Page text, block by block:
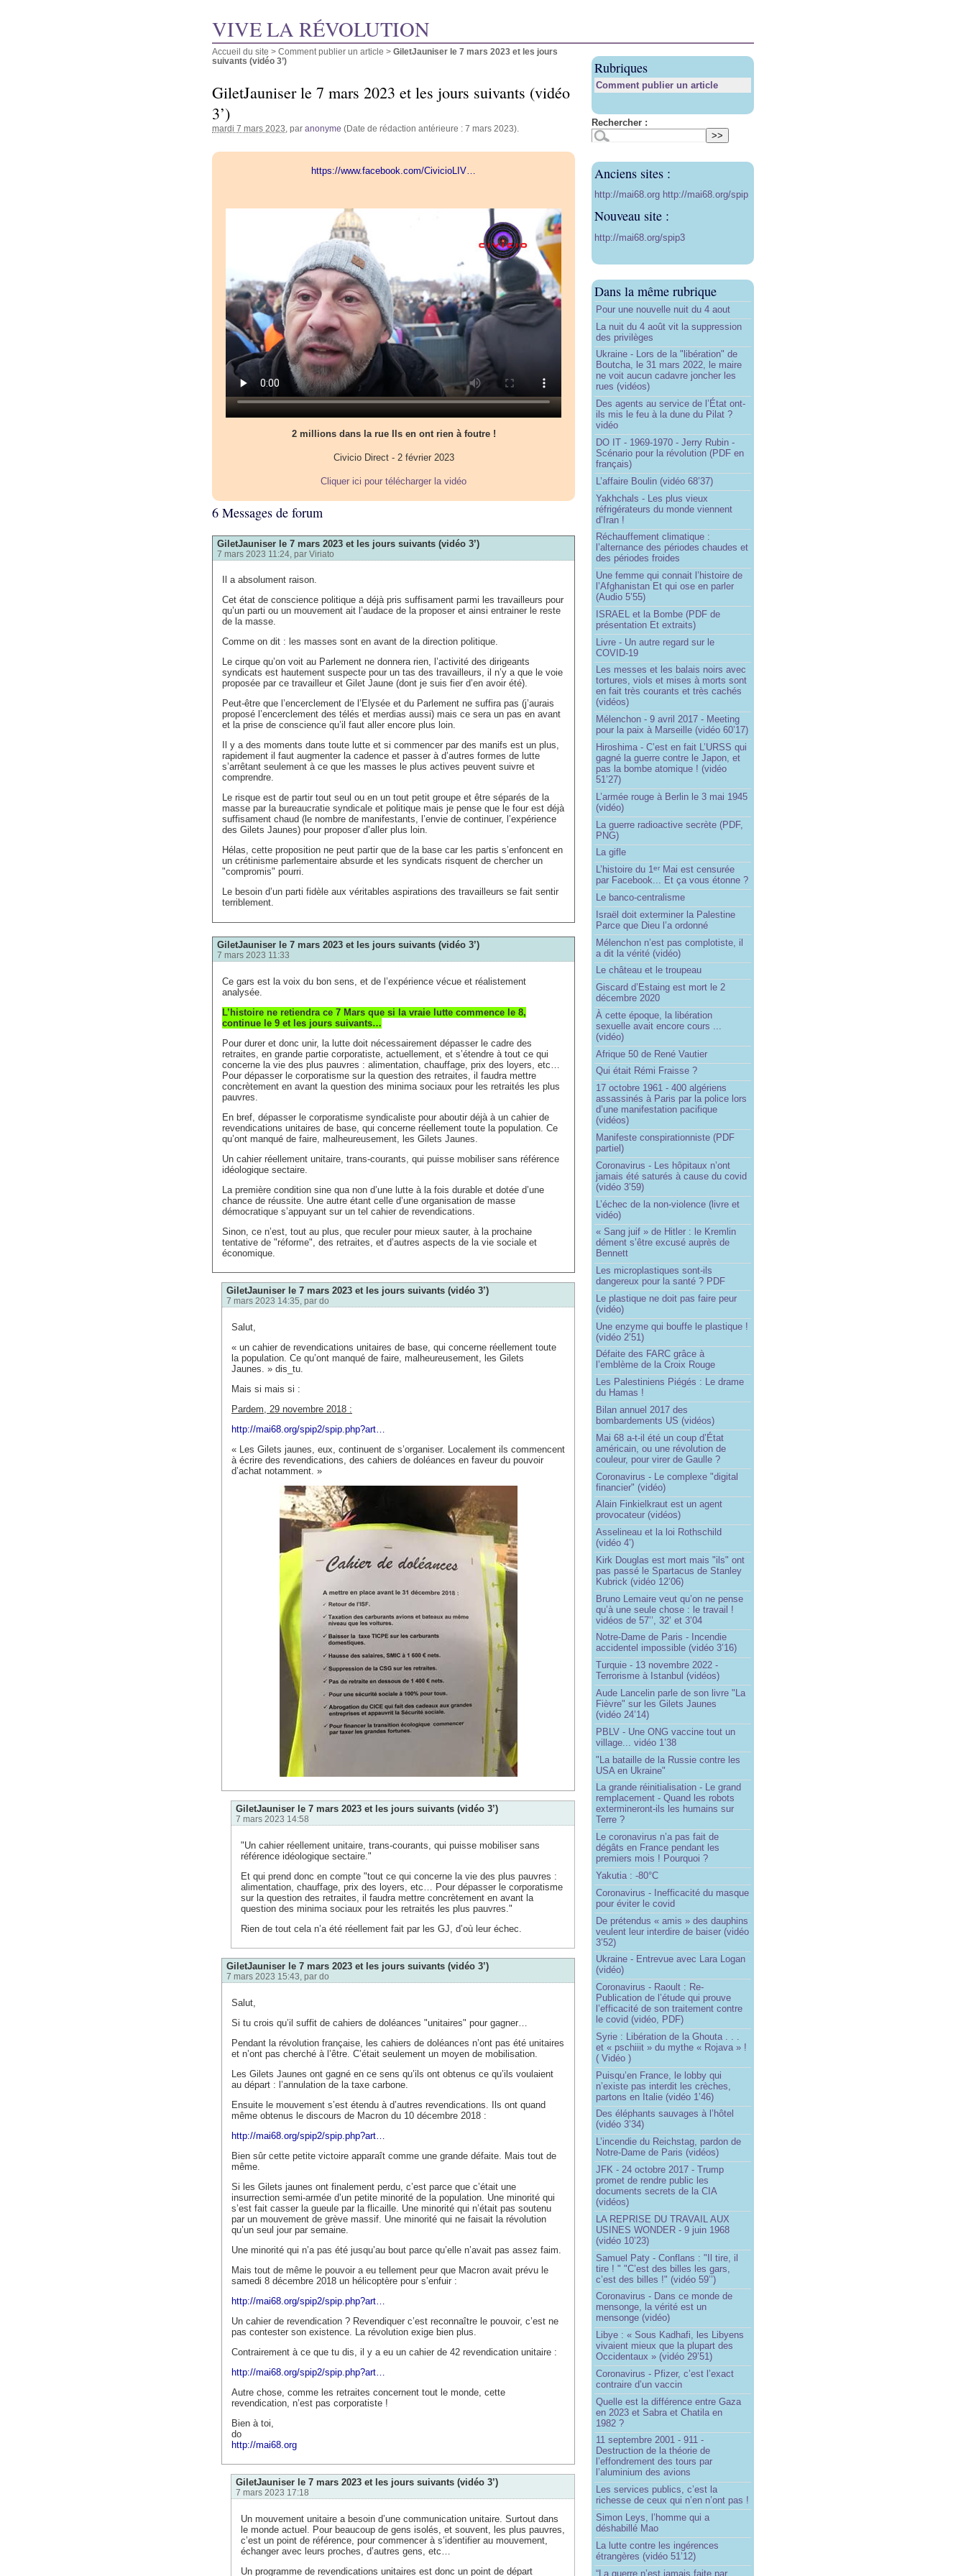
VIVE LA RÉVOLUTION
Accueil du site > Comment publier un article > GiletJauniser le 7 mars 2023 et les jours
suivants (vidéo 3’)
GiletJauniser le 7 mars 2023 et les jours suivants (vidéo
3’)
mardi 7 mars 2023 , par anonyme (Date de rédaction antérieure : 7 mars 2023).
https://www.facebook.com/CivicioLIV…
2 millions dans la rue Ils en ont rien à foutre !
Civicio Direct - 2 février 2023
Cliquer ici pour télécharger la vidéo
6 Messages de forum
GiletJauniser le 7 mars 2023 et les jours suivants (vidéo 3’)
7 mars 2023 11:24, par Viriato
Il a absolument raison.
Cet état de conscience politique a déjà pris suffisament parmi les travailleurs pour
qu’un parti ou un mouvement ait l’audace de la proposer et ainsi entrainer le reste
de la masse.
Comme on dit : les masses sont en avant de la direction politique.
Le cirque qu’on voit au Parlement ne donnera rien, l’activité des dirigeants
syndicats est hautement suspecte pour un tas des travailleurs, il n’y a que le voie
proposée par ce travailleur et Gilet Jaune (dont je suis fier d’en avoir été).
Peut-être que l’encerclement de l’Elysée et du Parlement ne suffira pas (j’aurais
proposé l’encerclement des télés et merdias aussi) mais ce sera un pas en avant
et la prise de conscience qu’il faut aller encore plus loin.
Il y a des moments dans toute lutte et si commencer par des manifs est un plus,
rapidement il faut augmenter la cadence et passer à d’autres formes de lutte
s’arrêtant seulement à ce que les masses le plus actives peuvent suivre et
comprendre.
Le risque est de partir tout seul ou en un tout petit groupe et être séparés de la
masse par la bureaucratie syndicale et politique mais je pense que le four est déjà
suffisament chaud (le nombre de manifestants, l’envie de continuer, l’expérience
des Gilets Jaunes) pour proposer d’aller plus loin.
Hélas, cette proposition ne peut partir que de la base car les partis s’enfoncent en
un crétinisme parlementaire absurde et les syndicats risquent de chercher un
"compromis" pourri.
Le besoin d’un parti fidèle aux véritables aspirations des travailleurs se fait sentir
terriblement.
GiletJauniser le 7 mars 2023 et les jours suivants (vidéo 3’)
7 mars 2023 11:33
Ce gars est la voix du bon sens, et de l’expérience vécue et réalistement
analysée.
L’histoire ne retiendra ce 7 Mars que si la vraie lutte commence le 8,
continue le 9 et les jours suivants…
Pour durer et donc unir, la lutte doit nécessairement dépasser le cadre des
retraites, en grande partie corporatiste, actuellement, et s’étendre à tout ce qui
concerne la vie des plus pauvres : alimentation, chauffage, prix des loyers, etc…
Pour dépasser le corporatisme sur la question des retraites, il faudra mettre
concrètement en avant la question des minima sociaux pour les retraités les plus
pauvres.
En bref, dépasser le corporatisme syndicaliste pour aboutir déjà à un cahier de
revendications unitaires de base, qui concerne réellement toute la population. Ce
qu’ont manqué de faire, malheureusement, les Gilets Jaunes.
Un cahier réellement unitaire, trans-courants, qui puisse mobiliser sans référence
idéologique sectaire.
La première condition sine qua non d’une lutte à la fois durable et dotée d’une
chance de réussite. Une autre étant celle d’une organisation de masse
démocratique s’appuyant sur un tel cahier de revendications.
Sinon, ce n’est, tout au plus, que reculer pour mieux sauter, à la prochaine
tentative de "réforme", des retraites, et d’autres aspects de la vie sociale et
économique.
GiletJauniser le 7 mars 2023 et les jours suivants (vidéo 3’)
7 mars 2023 14:35, par do
Salut,
« un cahier de revendications unitaires de base, qui concerne réellement toute
la population. Ce qu’ont manqué de faire, malheureusement, les Gilets
Jaunes. » dis_tu.
Mais si mais si :
Pardem, 29 novembre 2018 :
http://mai68.org/spip2/spip.php?art…
« Les Gilets jaunes, eux, continuent de s’organiser. Localement ils commencent
à écrire des revendications, des cahiers de doléances en faveur du pouvoir
d’achat notamment. »
GiletJauniser le 7 mars 2023 et les jours suivants (vidéo 3’)
7 mars 2023 14:58
"Un cahier réellement unitaire, trans-courants, qui puisse mobiliser sans
référence idéologique sectaire."
Et qui prend donc en compte "tout ce qui concerne la vie des plus pauvres :
alimentation, chauffage, prix des loyers, etc… Pour dépasser le corporatisme
sur la question des retraites, il faudra mettre concrètement en avant la
question des minima sociaux pour les retraités les plus pauvres."
Rien de tout cela n’a été réellement fait par les GJ, d’où leur échec.
GiletJauniser le 7 mars 2023 et les jours suivants (vidéo 3’)
7 mars 2023 15:43, par do
Salut,
Si tu crois qu’il suffit de cahiers de doléances "unitaires" pour gagner…
Pendant la révolution française, les cahiers de doléances n’ont pas été unitaires
et n’ont pas cherché à l’être. C’était seulement un moyen de mobilisation.
Les Gilets Jaunes ont gagné en ce sens qu’ils ont obtenus ce qu’ils voulaient
au départ : l’annulation de la taxe carbone.
Ensuite le mouvement s’est étendu à d’autres revendications. Ils ont quand
même obtenus le discours de Macron du 10 décembre 2018 :
http://mai68.org/spip2/spip.php?art…
Bien sûr cette petite victoire apparaît comme une grande défaite. Mais tout de
même.
Si les Gilets jaunes ont finalement perdu, c’est parce que c’était une
insurrection semi-armée d’un petite minorité de la population. Une minorité qui
s’est fait casser la gueule par la flicaille. Une minorité qui n’était pas soutenu
par un mouvement de grève massif. Une minorité qui ne faisait la révolution
qu’un seul jour par semaine.
Une minorité qui n’a pas été jusqu’au bout parce qu’elle n’avait pas assez faim.
Mais tout de même le pouvoir a eu tellement peur que Macron avait prévu le
samedi 8 décembre 2018 un hélicoptère pour s’enfuir :
http://mai68.org/spip2/spip.php?art…
Un cahier de revendication ? Revendiquer c’est reconnaître le pouvoir, c’est ne
pas contester son existence. La révolution exige bien plus.
Contrairement à ce que tu dis, il y a eu un cahier de 42 revendication unitaire :
http://mai68.org/spip2/spip.php?art…
Autre chose, comme les retraites concernent tout le monde, cette
revendication, n’est pas corporatiste !
Bien à toi,
do
http://mai68.org
GiletJauniser le 7 mars 2023 et les jours suivants (vidéo 3’)
7 mars 2023 17:18
Un mouvement unitaire a besoin d’une communication unitaire. Surtout dans
le monde actuel. Pour beaucoup de gens isolés, et souvent, les plus pauvres,
c’est un point de référence, pour commencer à s’identifier au mouvement,
échanger avec leurs proches, d’autres gens, etc…
Un programme de revendications unitaires est donc un point de départ
Rubriques
Comment publier un article
Rechercher :
Anciens sites :
http://mai68.org http://mai68.org/spip
Nouveau site :
http://mai68.org/spip3
Dans la même rubrique
Pour une nouvelle nuit du 4 aout
La nuit du 4 août vit la suppression
des privilèges
Ukraine - Lors de la "libération" de
Boutcha, le 31 mars 2022, le maire
ne voit aucun cadavre joncher les
rues (vidéos)
Des agents au service de l’État ont-
ils mis le feu à la dune du Pilat ?
vidéo
DO IT - 1969-1970 - Jerry Rubin -
Scénario pour la révolution (PDF en
français)
L’affaire Boulin (vidéo 68’37)
Yakhchals - Les plus vieux
réfrigérateurs du monde viennent
d’Iran !
Réchauffement climatique :
l’alternance des périodes chaudes et
des périodes froides
Une femme qui connait l’histoire de
l’Afghanistan Et qui ose en parler
(Audio 5’55)
ISRAEL et la Bombe (PDF de
présentation Et extraits)
Livre - Un autre regard sur le
COVID-19
Les messes et les balais noirs avec
tortures, viols et mises à morts sont
en fait très courants et très cachés
(vidéos)
Mélenchon - 9 avril 2017 - Meeting
pour la paix à Marseille (vidéo 60’17)
Hiroshima - C’est en fait L’URSS qui
gagné la guerre contre le Japon, et
pas la bombe atomique ! (vidéo
51’27)
L’armée rouge à Berlin le 3 mai 1945
(vidéo)
La guerre radioactive secrète (PDF,
PNG)
La gifle
L’histoire du 1er Mai est censurée
par Facebook... Et ça vous étonne ?
Le banco-centralisme
Israël doit exterminer la Palestine
Parce que Dieu l’a ordonné
Mélenchon n’est pas complotiste, il
a dit la vérité (vidéo)
Le château et le troupeau
Giscard d’Estaing est mort le 2
décembre 2020
À cette époque, la libération
sexuelle avait encore cours ...
(vidéo)
Afrique 50 de René Vautier
Qui était Rémi Fraisse ?
17 octobre 1961 - 400 algériens
assassinés à Paris par la police lors
d’une manifestation pacifique
(vidéos)
Manifeste conspirationniste (PDF
partiel)
Coronavirus - Les hôpitaux n’ont
jamais été saturés à cause du covid
(vidéo 3’59)
L’échec de la non-violence (livre et
vidéo)
« Sang juif » de Hitler : le Kremlin
dément s’être excusé auprès de
Bennett
Les microplastiques sont-ils
dangereux pour la santé ? PDF
Le plastique ne doit pas faire peur
(vidéo)
Une enzyme qui bouffe le plastique !
(vidéo 2’51)
Défaite des FARC grâce à
l’emblème de la Croix Rouge
Les Palestiniens Piégés : Le drame
du Hamas !
Bilan annuel 2017 des
bombardements US (vidéos)
Mai 68 a-t-il été un coup d’État
américain, ou une révolution de
couleur, pour virer de Gaulle ?
Coronavirus - Le complexe "digital
financier" (vidéo)
Alain Finkielkraut est un agent
provocateur (vidéos)
Asselineau et la loi Rothschild
(vidéo 4’)
Kirk Douglas est mort mais "ils" ont
pas passé le Spartacus de Stanley
Kubrick (vidéo 12’06)
Bruno Lemaire veut qu’on ne pense
qu’à une seule chose : le travail !
vidéos de 57’’, 32’ et 3’04
Notre-Dame de Paris - Incendie
accidentel impossible (vidéo 3’16)
Turquie - 13 novembre 2022 -
Terrorisme à Istanbul (vidéos)
Aude Lancelin parle de son livre "La
Fièvre" sur les Gilets Jaunes
(vidéo 24’14)
PBLV - Une ONG vaccine tout un
village... vidéo 1’38
"La bataille de la Russie contre les
USA en Ukraine"
La grande réinitialisation - Le grand
remplacement - Quand les robots
extermineront-ils les humains sur
Terre ?
Le coronavirus n’a pas fait de
dégâts en France pendant les
premiers mois ! Pourquoi ?
Yakutia : -80°C
Coronavirus - Inefficacité du masque
pour éviter le covid
De prétendus « amis » des dauphins
veulent leur interdire de baiser (vidéo
3’52)
Ukraine - Entrevue avec Lara Logan
(vidéo)
Coronavirus - Raoult : Re-
Publication de l’étude qui prouve
l’efficacité de son traitement contre
le covid (vidéo, PDF)
Syrie : Libération de la Ghouta . . .
et « pschiiit » du mythe « Rojava » !
( Vidéo )
Puisqu’en France, le lobby qui
n’existe pas interdit les crèches,
partons en Italie (vidéo 1’46)
Des éléphants sauvages à l’hôtel
(vidéo 3’34)
L’incendie du Reichstag, pardon de
Notre-Dame de Paris (vidéos)
JFK - 24 octobre 2017 - Trump
promet de rendre public les
documents secrets de la CIA
(vidéos)
LA REPRISE DU TRAVAIL AUX
USINES WONDER - 9 juin 1968
(vidéo 10’23)
Samuel Paty - Conflans : "Il tire, il
tire ! " "C’est des billes les gars,
c’est des billes !" (vidéo 59’’)
Coronavirus - Dans ce monde de
mensonge, la vérité est un
mensonge (vidéo)
Libye : « Sous Kadhafi, les Libyens
vivaient mieux que la plupart des
Occidentaux » (vidéo 29’51)
Coronavirus - Pfizer, c’est l’exact
contraire d’un vaccin
Quelle est la différence entre Gaza
en 2023 et Sabra et Chatila en
1982 ?
11 septembre 2001 - 911 -
Destruction de la théorie de
l’effondrement des tours par
l’aluminium des avions
Les services publics, c’est la
richesse de ceux qui n’en n’ont pas !
Simon Leys, l’homme qui a
déshabillé Mao
La lutte contre les ingérences
étrangères (vidéo 51’12)
“La guerre n’est jamais faite par